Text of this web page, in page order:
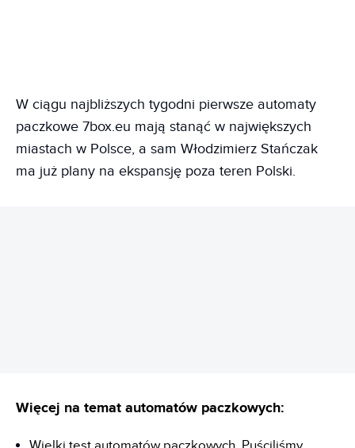
W ciągu najbliższych tygodni pierwsze automaty
paczkowe 7box.eu mają stanąć w największych
miastach w Polsce, a sam Włodzimierz Stańczak
ma już plany na ekspansję poza teren Polski.
Więcej na temat automatów paczkowych: